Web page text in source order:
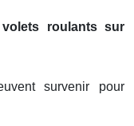
roulants sur
survenir pour